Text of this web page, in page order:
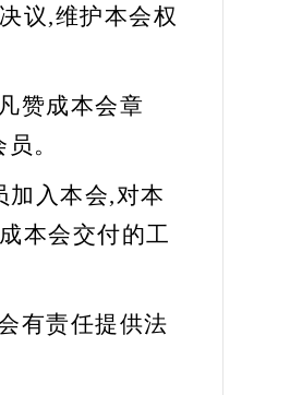
议,维护本会权
赞成本会章
。
加入本会,对本
本会交付的工
有责任提供法